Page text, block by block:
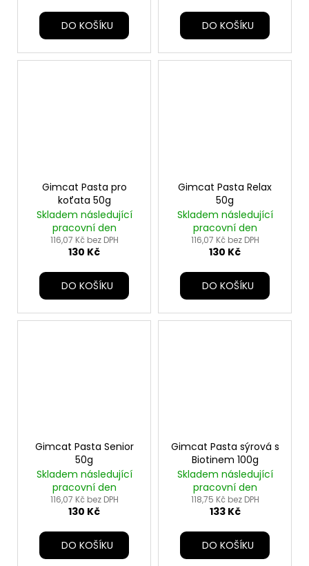
DO KOŠÍKU DO KOŠÍKU
Gimcat Pasta pro
koťata 50g
Skladem následující
pracovní den
116,07 Kč bez DPH
130 Kč
DO KOŠÍKU
Gimcat Pasta Relax
50g
Skladem následující
pracovní den
116,07 Kč bez DPH
130 Kč
DO KOŠÍKU
Gimcat Pasta Senior
50g
Skladem následující
pracovní den
116,07 Kč bez DPH
130 Kč
DO KOŠÍKU
Gimcat Pasta sýrová s
Biotinem 100g
Skladem následující
pracovní den
118,75 Kč bez DPH
133 Kč
DO KOŠÍKU